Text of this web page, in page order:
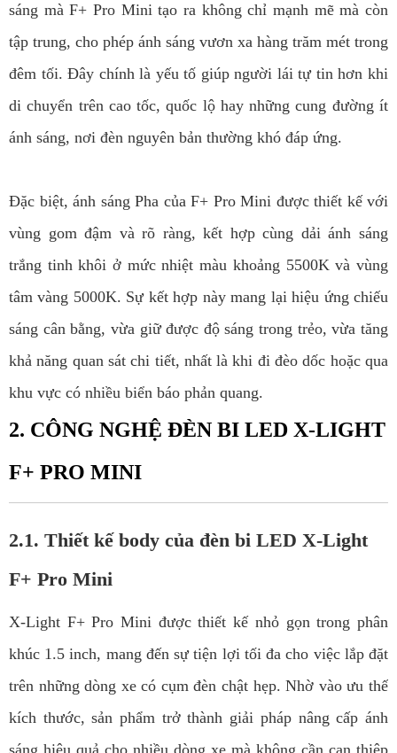
sáng mà F+ Pro Mini tạo ra không chỉ mạnh mẽ mà còn
tập trung, cho phép ánh sáng vươn xa hàng trăm mét trong
đêm tối. Đây chính là yếu tố giúp người lái tự tin hơn khi
di chuyển trên cao tốc, quốc lộ hay những cung đường ít
ánh sáng, nơi đèn nguyên bản thường khó đáp ứng.
Đặc biệt, ánh sáng Pha của F+ Pro Mini được thiết kế với
vùng gom đậm và rõ ràng, kết hợp cùng dải ánh sáng
trắng tinh khôi ở mức nhiệt màu khoảng 5500K và vùng
tâm vàng 5000K. Sự kết hợp này mang lại hiệu ứng chiếu
sáng cân bằng, vừa giữ được độ sáng trong trẻo, vừa tăng
khả năng quan sát chi tiết, nhất là khi đi đèo dốc hoặc qua
khu vực có nhiều biển báo phản quang.
2. CÔNG NGHỆ ĐÈN BI LED X-LIGHT
F+ PRO MINI
2.1. Thiết kế body của đèn bi LED X-Light
F+ Pro Mini
X-Light F+ Pro Mini được thiết kế nhỏ gọn trong phân
khúc 1.5 inch, mang đến sự tiện lợi tối đa cho việc lắp đặt
trên những dòng xe có cụm đèn chật hẹp. Nhờ vào ưu thế
kích thước, sản phẩm trở thành giải pháp nâng cấp ánh